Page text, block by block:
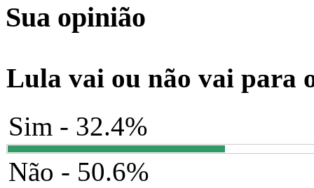
Sua opinião
Lula vai ou não vai para
Sim - 32.4%
Não - 50.6%